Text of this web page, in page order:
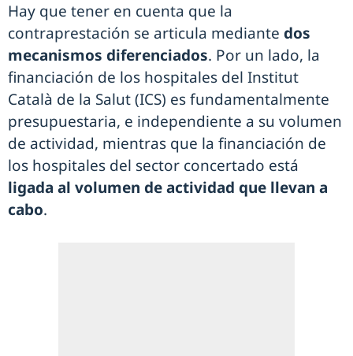
Hay que tener en cuenta que la
contraprestación se articula mediante dos
mecanismos diferenciados. Por un lado, la
financiación de los hospitales del Institut
Català de la Salut (ICS) es fundamentalmente
presupuestaria, e independiente a su volumen
de actividad, mientras que la financiación de
los hospitales del sector concertado está
ligada al volumen de actividad que llevan a
cabo.